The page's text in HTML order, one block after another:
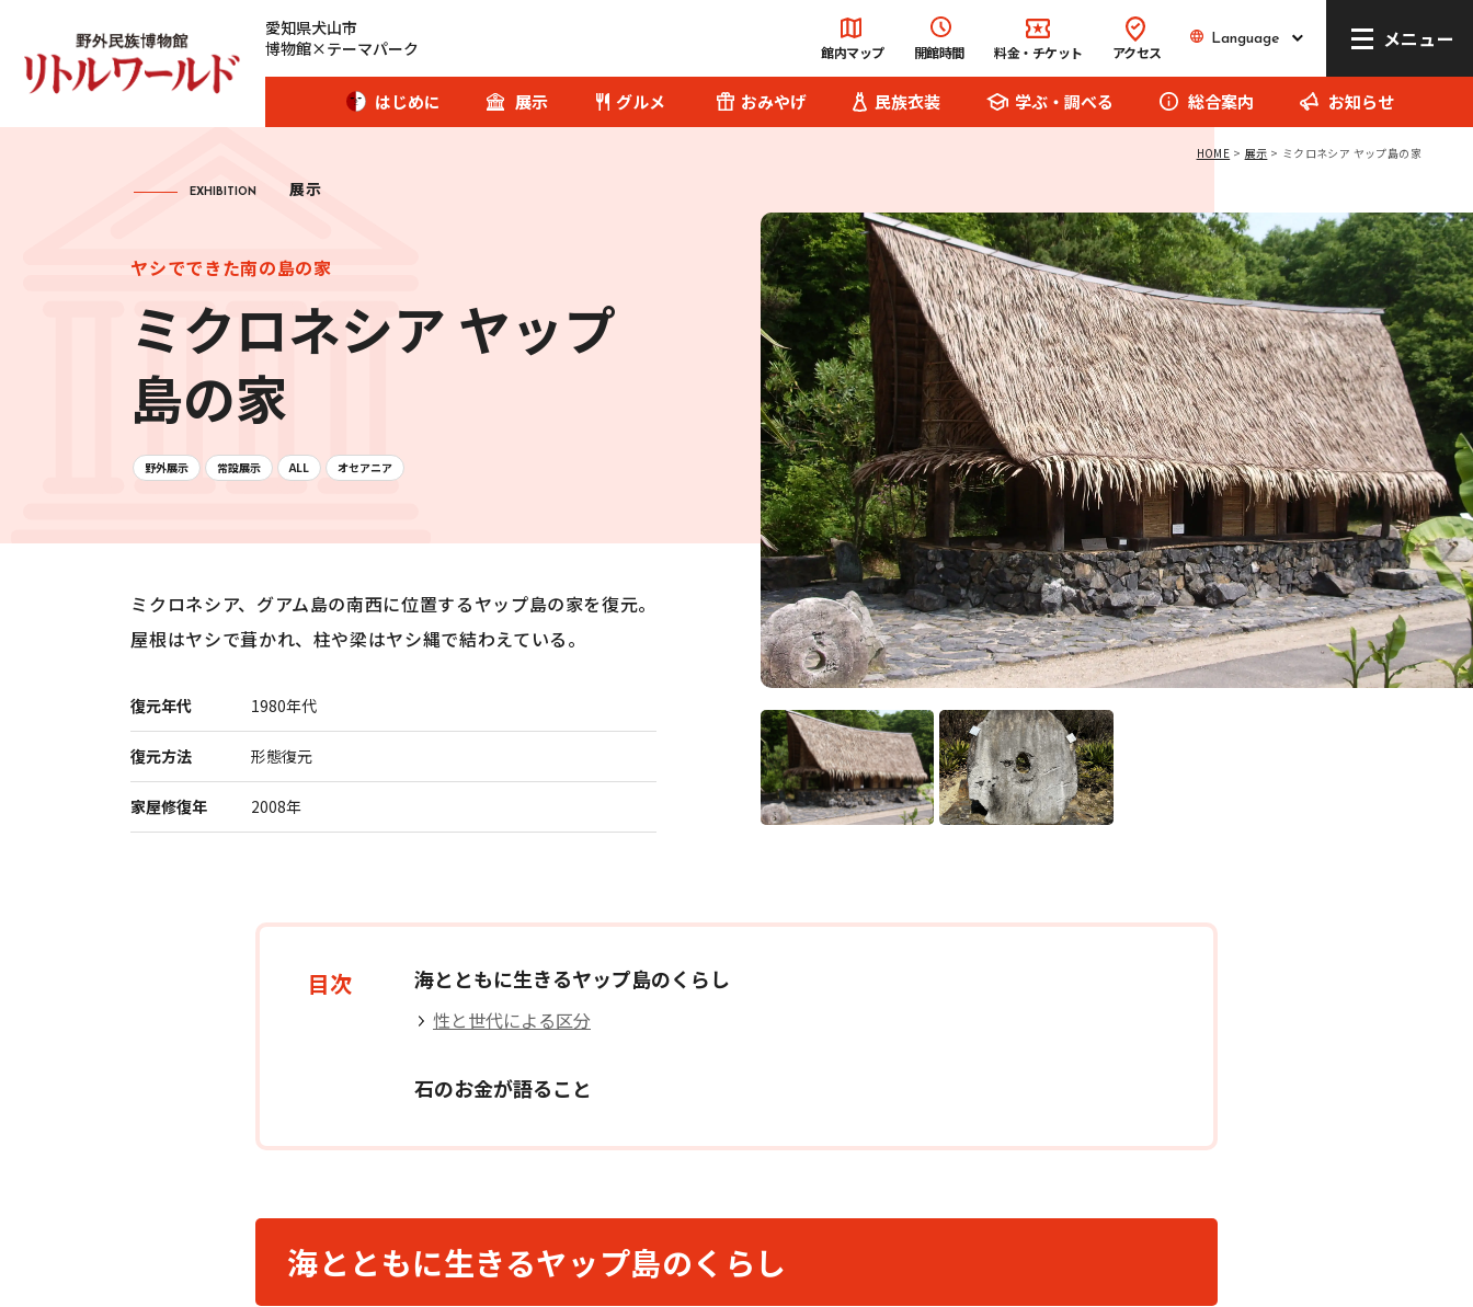
愛知県犬山市
博物館×テーマパーク
館内マップ 開館時間 料金・チケット アクセス
Language メニュー
はじめに 展示 グルメ おみやげ 民族衣装 学ぶ・調べる 総合案内 お知らせ
Language
アクセス 便利な設備・ サービス
団体のお客様へ
リトルワールドとは 館内マップ
イベント･お知らせ お問い合わせ
報道関係者の方へ
おみやげ 民族衣装 体験
HOME 展示 ミクロネシア ヤップ島の家
EXHIBITION 展示
ヤシでできた南の島の家
ミクロネシア ヤップ
島の家
野外展示 常設展示 ALL オセアニア
ミクロネシア、グアム島の南西に位置するヤップ島の家を復元。
屋根はヤシで葺かれ、柱や梁はヤシ縄で結わえている。
復元年代 1980年代
復元方法 形態復元
家屋修復年 2008年
目次 海とともに生きるヤップ島のくらし
性と世代による区分
石のお金が語ること
海とともに生きるヤップ島のくらし